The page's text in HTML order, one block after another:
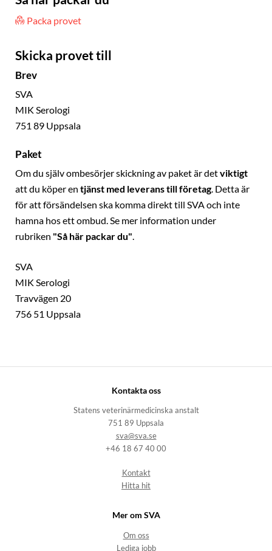
Packa provet
Skicka provet till
Brev
SVA
MIK Serologi
751 89 Uppsala
Paket
Om du själv ombesörjer skickning av paket är detviktigt
att du köper en tjänst med leverans till företag. Detta är
för att försändelsen ska komma direkt till SVA och inte
hamna hos ett ombud. Se mer information under
rubriken "Så här packar du".
SVA
MIK Serologi
Travvägen 20
756 51 Uppsala
Kontakta oss
Statens veterinärmedicinska anstalt
751 89 Uppsala
sva@sva.se
+46 18 67 40 00
Kontakt
Hitta hit
Mer om SVA
Om oss
Lediga jobb